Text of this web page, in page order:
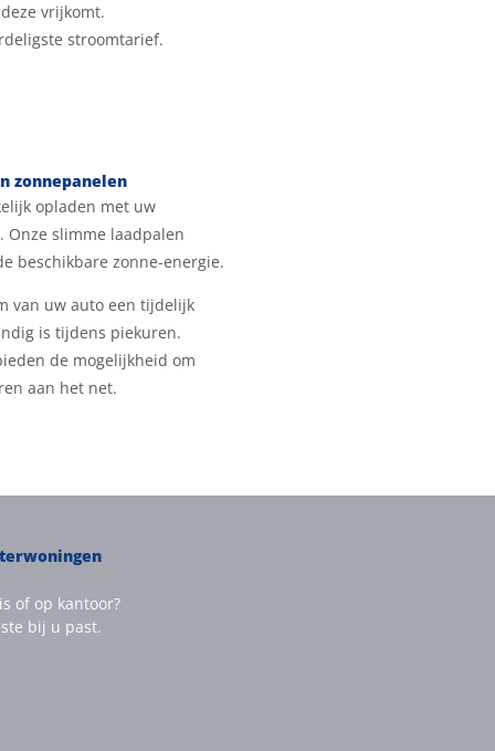
vrijkomt.
stroomtarief.
zonnepanelen
opladen met uw
Onze slimme laadpalen
beschikbare zonne-energie.
van uw auto een tijdelijk
is tijdens piekuren.
de mogelijkheid om
aan het net.
of op kantoor?
bij u past.